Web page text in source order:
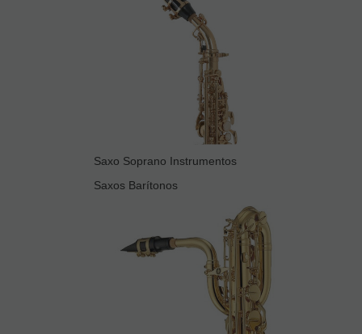
Saxo Soprano Instrumentos
Saxos Barítonos